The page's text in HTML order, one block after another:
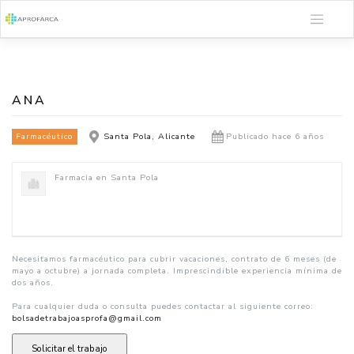
al
ANA
Farmacéutico Santa Pola, Alicante Publicado hace 6 años
Farmacia en Santa Pola
Necesitamos farmacéutico para cubrir vacaciones, contrato de 6 meses (de
mayo a octubre) a jornada completa. Imprescindible experiencia mínima de
dos años.
Para cualquier duda o consulta puedes contactar al siguiente correo:
bolsadetrabajoasprofa@gmail.com